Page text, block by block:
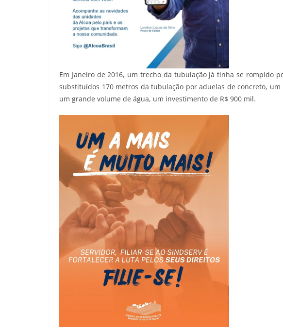
Em Janeiro de 2016, um trecho da tubulação já tinha se rompido
substituídos 170 metros da tubulação por aduelas de concreto,
um grande volume de água, um investimento de R$ 900 mil.